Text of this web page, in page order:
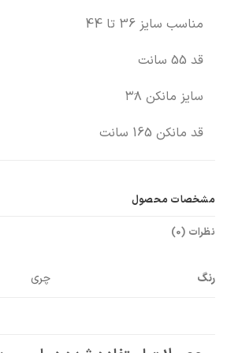
مناسب سایز 36 تا 44
قد 55 سانت
سایز مانکن ۳۸َ
قد مانکن 165 سانت
مشخصات محصول
نظرات (0)
رنگ چری